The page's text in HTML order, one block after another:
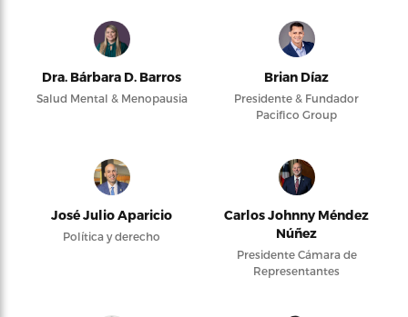
Dra. Bárbara D. Barros
Salud Mental & Menopausia
Brian Díaz
Presidente & Fundador
Pacifico Group
José Julio Aparicio
Política y derecho
Carlos Johnny Méndez
Núñez
Presidente Cámara de
Representantes